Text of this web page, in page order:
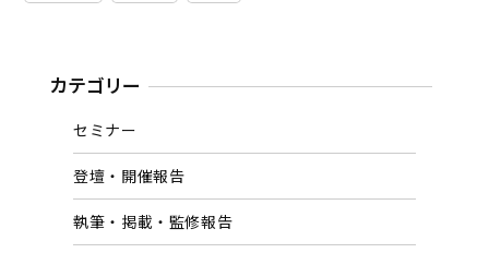
カテゴリー
セミナー
登壇・開催報告
執筆・掲載・監修報告